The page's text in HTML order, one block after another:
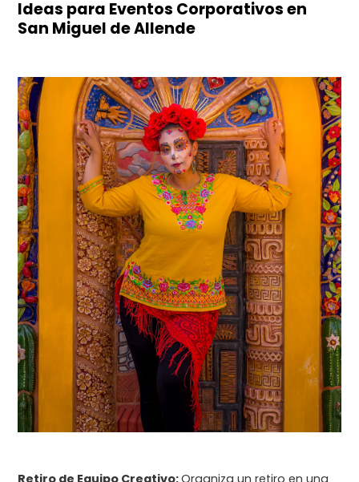
Ideas para Eventos Corporativos en
San Miguel de Allende